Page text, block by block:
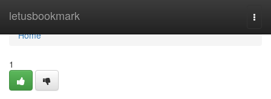
letusbookmark
Home
Home
1